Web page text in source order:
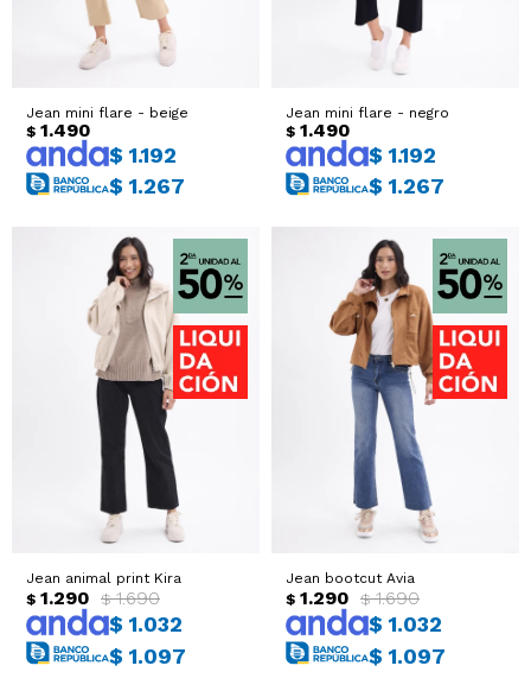
Jean mini flare - beige
$ 1.490
$ 1.192
$ 1.267
Jean mini flare - negro
$ 1.490
$ 1.192
$ 1.267
Jean animal print Kira
$ 1.290 $ 1.690
$ 1.032
$ 1.097
Jean bootcut Avia
$ 1.290 $ 1.690
$ 1.032
$ 1.097
Sacos
Abrigos
T-shirts y Tops